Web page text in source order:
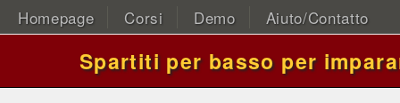
Homepage Corsi Demo Aiuto/Contatto
Spartiti per basso per